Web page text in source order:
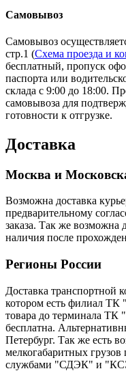
Самовывоз
Самовывоз
стр.1 (Схема проезда и
бесплатный, пропуск
паспорта или
склада с 9:00 до 18:00.
самовывоза для
готовности к отгрузке.
Доставка
Москва и
Возможна доставка
предварительному
заказа. Так же возможна
наличия после
Регионы России
Доставка транспортной
котором есть филиал
товара до терминала
бесплатна.
Петербург. Так же есть
мелкогабаритных грузов
службами "СДЭК" и